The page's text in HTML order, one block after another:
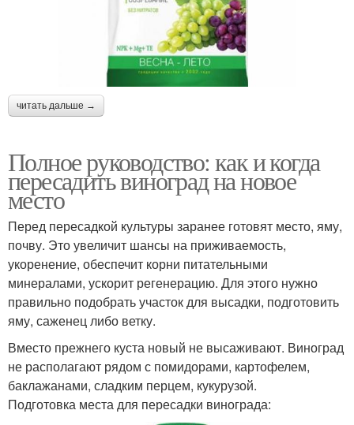
читать дальше →
Полное руководство: как и когда
пересадить виноград на новое
место
Перед пересадкой культуры заранее готовят место, яму,
почву. Это увеличит шансы на приживаемость,
укоренение, обеспечит корни питательными
минералами, ускорит регенерацию. Для этого нужно
правильно подобрать участок для высадки, подготовить
яму, саженец либо ветку.
Вместо прежнего куста новый не высаживают. Виноград
не располагают рядом с помидорами, картофелем,
баклажанами, сладким перцем, кукурузой.
Подготовка места для пересадки винограда: